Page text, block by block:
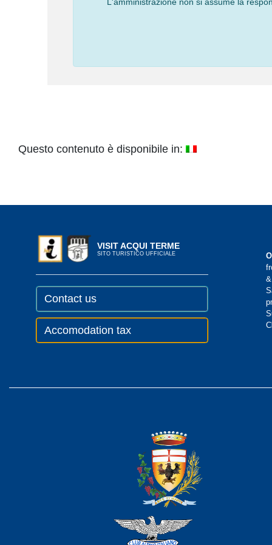
L'amministrazione non si assume la
Questo contenuto è disponibile in:
VISIT ACQUI TERME
SITO TURISTICO UFFICIALE
Contact us
Accomodation tax